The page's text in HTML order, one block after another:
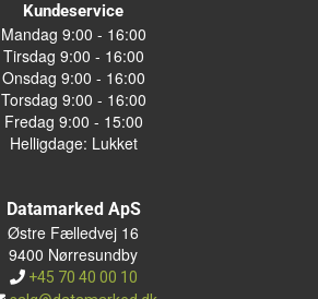
Kundeservice
Mandag 9:00 - 16:00
Tirsdag 9:00 - 16:00
Onsdag 9:00 - 16:00
Torsdag 9:00 - 16:00
Fredag 9:00 - 15:00
Helligdage: Lukket
Datamarked ApS
Østre Fælledvej 16
9400 Nørresundby
+45 70 40 00 10